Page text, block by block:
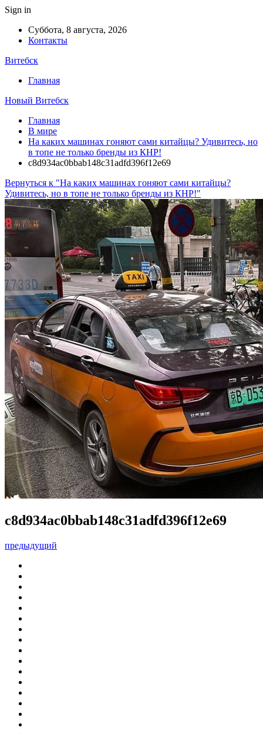
Sign in
Суббота, 8 августа, 2026
Контакты
Витебск
Главная
Новый Витебск
Главная
В мире
На каких машинах гоняют сами китайцы? Удивитесь, но
в топе не только бренды из КНР!
c8d934ac0bbab148c31adfd396f12e69
Вернуться к "На каких машинах гоняют сами китайцы?
Удивитесь, но в топе не только бренды из КНР!"
c8d934ac0bbab148c31adfd396f12e69
предыдущий